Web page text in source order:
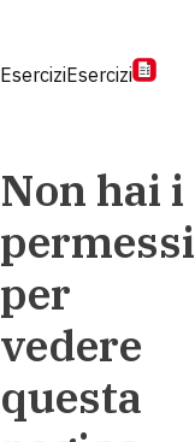
EserciziEsercizi
Non hai i
permessi
per
vedere
questa